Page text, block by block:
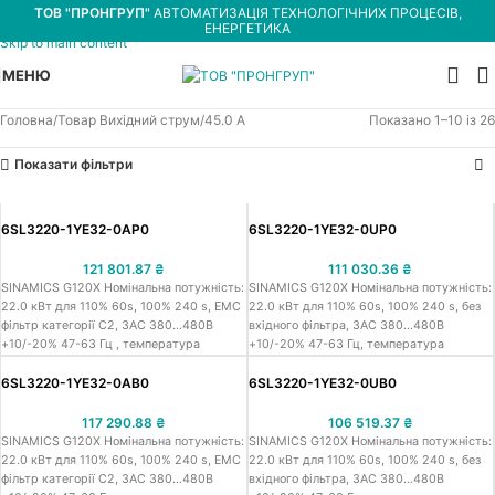
Skip to navigation
Skip to main content
ТОВ "ПРОНГРУП" АВТОМАТИЗАЦІЯ ТЕХНОЛОГІЧНИХ ПРОЦЕСІВ,
ЕНЕРГЕТИКА
МЕНЮ
Головна Товар Вихідний струм 45.0 А Показано 1–10 із 26
Показати фільтри
6SL3220-1YE32-0AP0
121 801.87 ₴
SINAMICS G120X Номінальна потужність:
22.0 кВт для 110% 60s, 100% 240 s, ЕМС
фільтр категорії С2, 3АС 380...480В
+10/-20% 47-63 Гц , температура
типорозмір: FSD, ступінь захисту ІР20 /
панелі оператора, без ІО розширення,
польова шина: PROFIBUS DP, 6DI, 2DO
(реле), 2AI [0–10 В; 0 / 4–20 мА], 1АО [0–
10 В, 0 / 4–20 мА], 1 вхід для датчика
6SL3220-1YE32-0UP0
111 030.36 ₴
SINAMICS G120X Номінальна потужність:
22.0 кВт для 110% 60s, 100% 240 s, без
вхідного фільтра, 3АС 380...480В
+10/-20% 47-63 Гц, температура
типорозмір: FSD, ступінь захисту ІР20 /
панелі оператора, без ІО розширення,
польова шина: PROFIBUS DP, 6DI, 2DO
(реле), 2AI [0–10 В; 0 / 4–20 мА], 1АО [0–
10 В, 0 / 4–20 мА], 1 вхід для датчика
6SL3220-1YE32-0AB0
117 290.88 ₴
SINAMICS G120X Номінальна потужність:
22.0 кВт для 110% 60s, 100% 240 s, ЕМС
фільтр категорії С2, 3АС 380...480В
6SL3220-1YE32-0UB0
106 519.37 ₴
SINAMICS G120X Номінальна потужність:
22.0 кВт для 110% 60s, 100% 240 s, без
вхідного фільтра, 3АС 380...480В